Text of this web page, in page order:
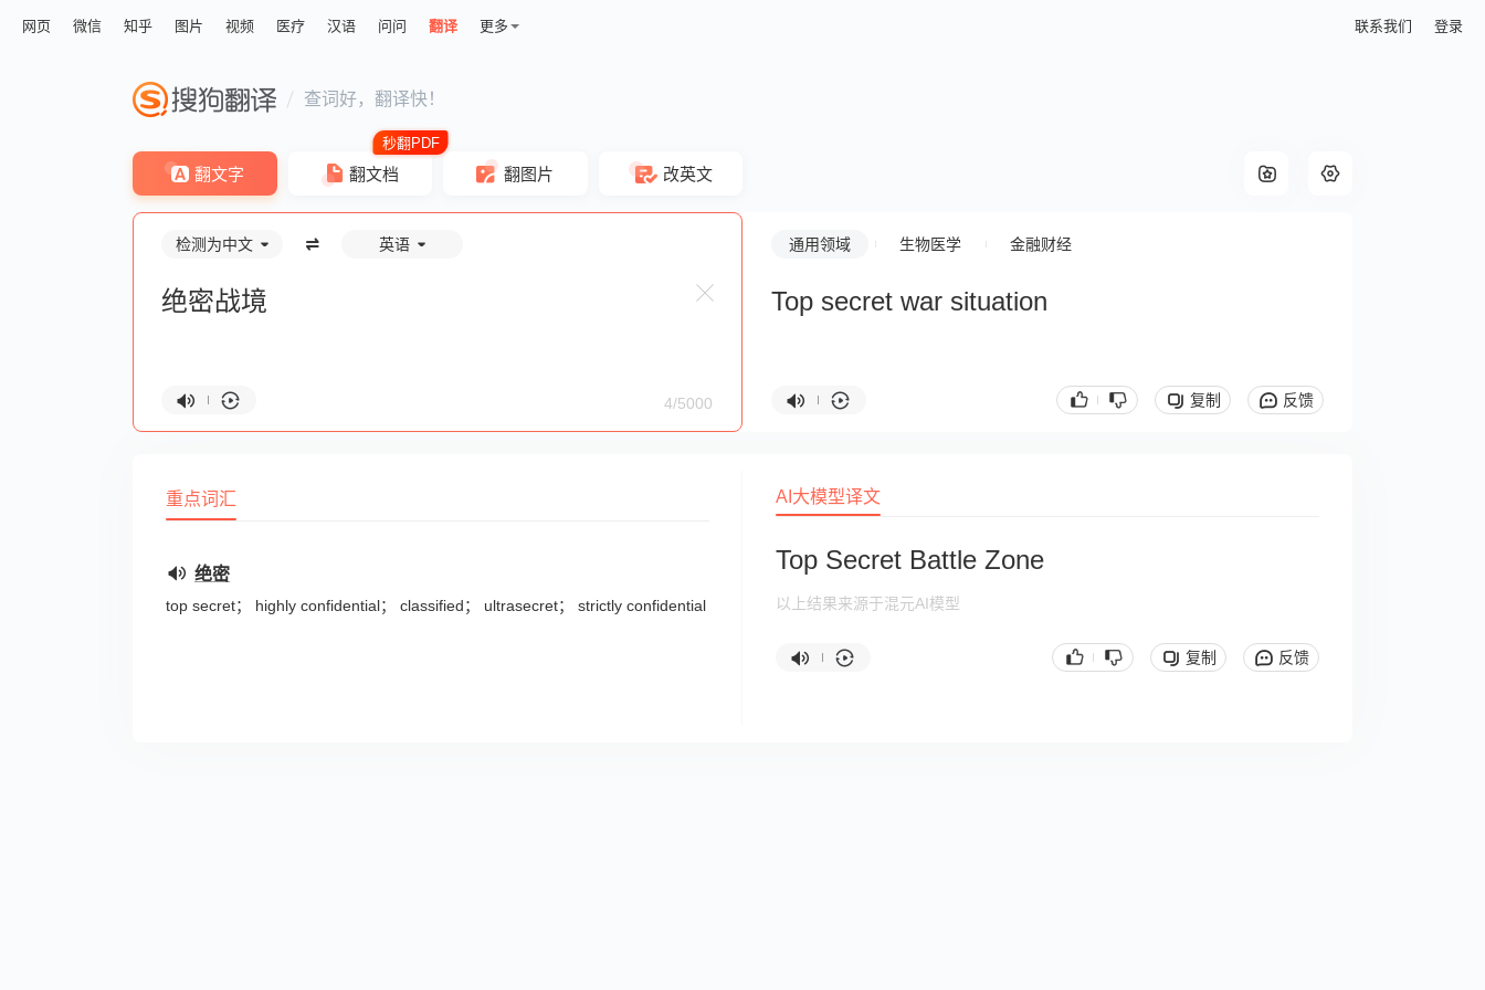
网页 微信 知乎 图片 视频 医疗 汉语 问问 翻译 更多 联系我们 登录
查词好，翻译快！
翻文字 翻文档 翻图片 改英文
检测为中文 英语
4/5000
通用领域 生物医学 金融财经
Top secret war situation
复制 反馈
重点词汇
绝密
top secret； highly confidential； classified； ultrasecret； strictly confidential
AI大模型译文
Top Secret Battle Zone
以上结果来源于混元AI模型
复制 反馈